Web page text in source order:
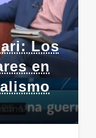
Los
en